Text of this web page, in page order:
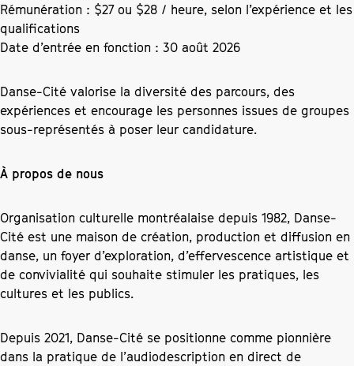
Rémunération : $27 ou $28 / heure, selon l’expérience et les
qualifications
Date d’entrée en fonction : 30 août 2026
Danse-Cité valorise la diversité des parcours, des
expériences et encourage les personnes issues de groupes
sous-représentés à poser leur candidature.
À propos de nous
Organisation culturelle montréalaise depuis 1982, Danse-
Cité est une maison de création, production et diffusion en
danse, un foyer d’exploration, d’effervescence artistique et
de convivialité qui souhaite stimuler les pratiques, les
cultures et les publics.
Depuis 2021, Danse-Cité se positionne comme pionnière
dans la pratique de l’audiodescription en direct de